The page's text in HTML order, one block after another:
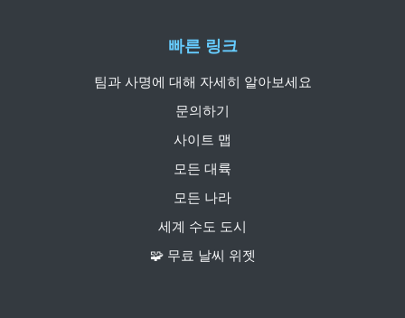
빠른 링크
팀과 사명에 대해 자세히 알아보세요
문의하기
사이트 맵
모든 대륙
모든 나라
세계 수도 도시
🧩 무료 날씨 위젯